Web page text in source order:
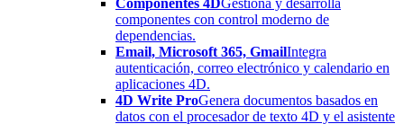
Componentes 4DGestiona y desarrolla
componentes con control moderno de
dependencias.
Email, Microsoft 365, GmailIntegra
autenticación, correo electrónico y calendario en
aplicaciones 4D.
4D Write ProGenera documentos basados en
datos con el procesador de texto 4D y el asistente